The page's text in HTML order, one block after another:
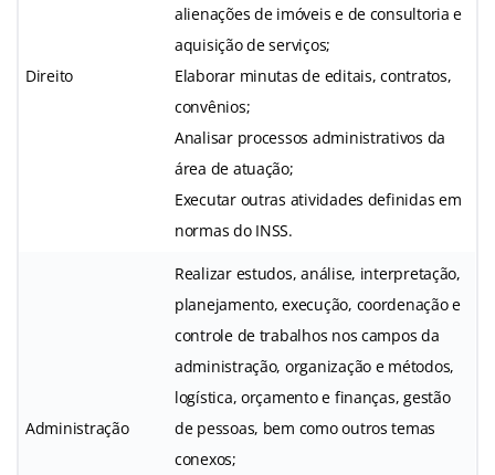
Direito
alienações de imóveis e de consultoria e
aquisição de serviços;
Elaborar minutas de editais, contratos,
convênios;
Analisar processos administrativos da
área de atuação;
Executar outras atividades definidas em
normas do INSS.
Administração
Realizar estudos, análise, interpretação,
planejamento, execução, coordenação e
controle de trabalhos nos campos da
administração, organização e métodos,
logística, orçamento e finanças, gestão
de pessoas, bem como outros temas
conexos;